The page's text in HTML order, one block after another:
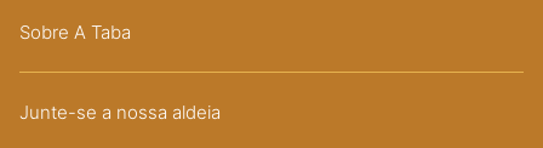
Sobre A Taba
Junte-se a nossa aldeia